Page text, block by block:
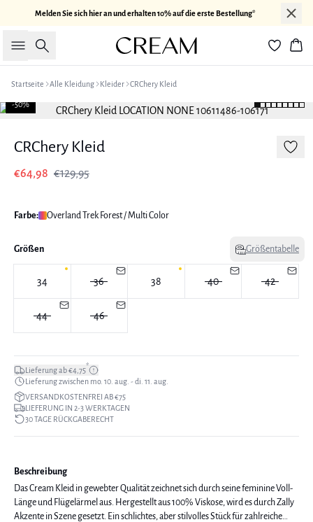
Melden Sie sich hier an und erhalten 10% auf die erste Bestellung*
Suche
Startseite Alle Kleidung Kleider CRChery Kleid
-50%
CRChery Kleid
€64,98 €129,95
Farbe: Overland Trek Forest / Multi Color
Größen Größentabelle
34 36 38 40 42
44 46
Lieferung ab €4,75*
Lieferung zwischen mo. 10. aug. - di. 11. aug.
VERSANDKOSTENFREI AB €75
LIEFERUNG IN 2-3 WERKTAGEN
30 TAGE RÜCKGABERECHT
Beschreibung
Das Cream Kleid in gewebter Qualität zeichnet sich durch seine feminine Voll-
Länge und Flügelärmel aus. Hergestellt aus 100% Viskose, wird es durch Zally
Akzente in Szene gesetzt. Ein schlichtes, aber stilvolles Stück für zahlreiche